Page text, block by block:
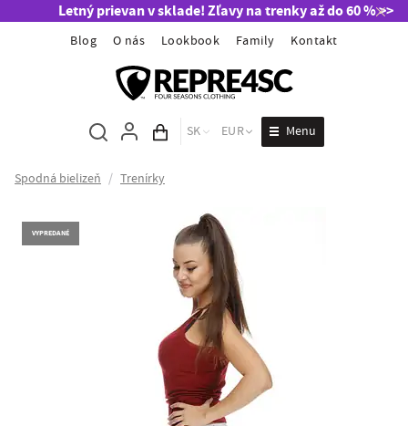
Letný prievan v sklade! Zľavy na trenky až do 60 % >>
Blog O nás Lookbook Family Kontakt
Obsah košíka
SK EUR Menu
Spodná bielizeň / Trenírky
VYPREDANÉ